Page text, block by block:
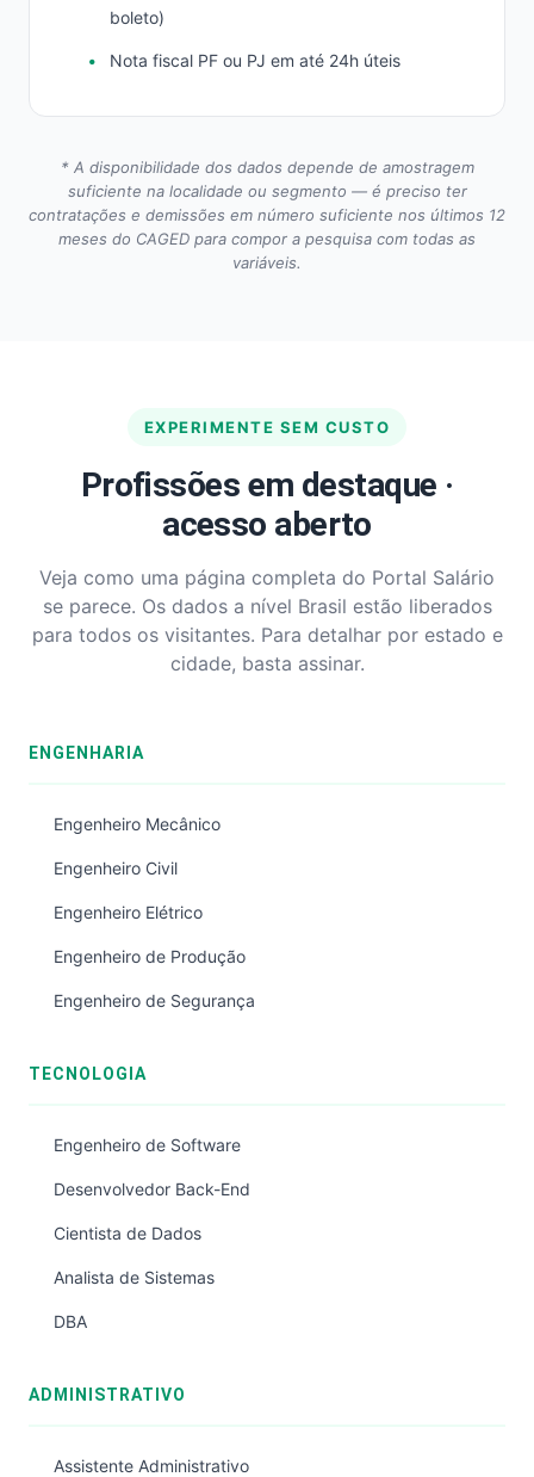
boleto)
Nota fiscal PF ou PJ em até 24h úteis
* A disponibilidade dos dados depende de amostragem
suficiente na localidade ou segmento — é preciso ter
contratações e demissões em número suficiente nos últimos 12
meses do CAGED para compor a pesquisa com todas as
variáveis.
EXPERIMENTE SEM CUSTO
Profissões em destaque ·
acesso aberto
Veja como uma página completa do Portal Salário
se parece. Os dados a nível Brasil estão liberados
para todos os visitantes. Para detalhar por estado e
cidade, basta assinar.
ENGENHARIA
Engenheiro Mecânico
Engenheiro Civil
Engenheiro Elétrico
Engenheiro de Produção
Engenheiro de Segurança
TECNOLOGIA
Engenheiro de Software
Desenvolvedor Back-End
Cientista de Dados
Analista de Sistemas
DBA
ADMINISTRATIVO
Assistente Administrativo